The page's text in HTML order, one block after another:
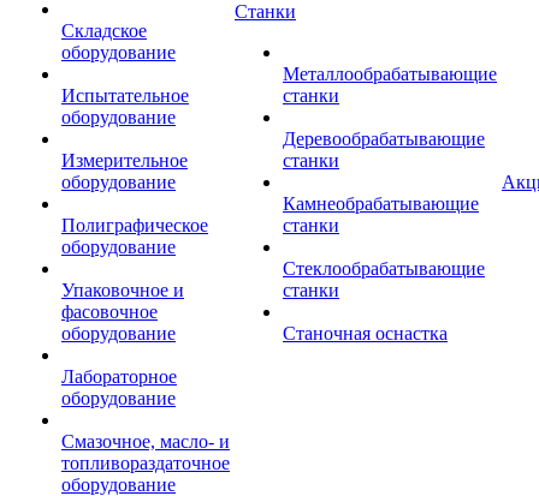
Складское
оборудование
Испытательное
оборудование
Измерительное
оборудование
Полиграфическое
оборудование
Упаковочное и
фасовочное
оборудование
Лабораторное
оборудование
Смазочное, масло- и
топливораздаточное
оборудование
Станки
Металлообрабатывающие
станки
Деревообрабатывающие
станки
Камнеобрабатывающие
станки
Стеклообрабатывающие
станки
Станочная оснастка